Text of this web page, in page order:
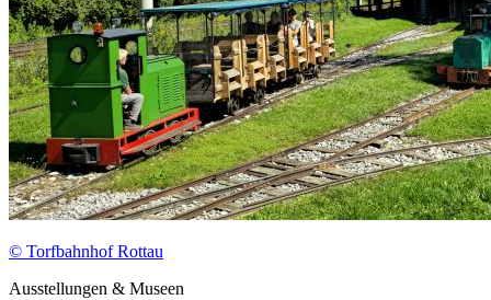
© Torfbahnhof Rottau
Ausstellungen & Museen